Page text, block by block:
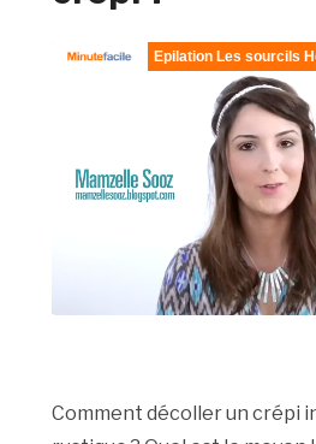
Comment décoller un crépi